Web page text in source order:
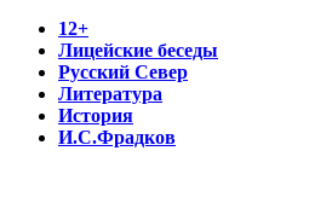
12+
Лицейские беседы
Русский Север
Литература
История
И.С.Фрадков